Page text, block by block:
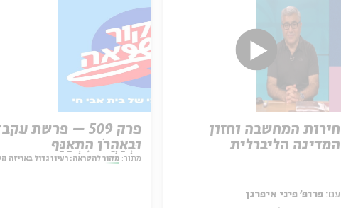
פרק 509 – פרשת
וּבְאַהֲרֹן הִתְאַנַּף
מתוך: מקור להשראה: רעיון גדול באריזה
חירות המחשבה וחזון
המדינה הליברלית
עם: פרופ' פיני איפרגן